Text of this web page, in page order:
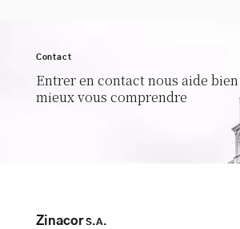
Contact
Entrer en contact nous aide
mieux vous comprendre
ZinacorS.A.